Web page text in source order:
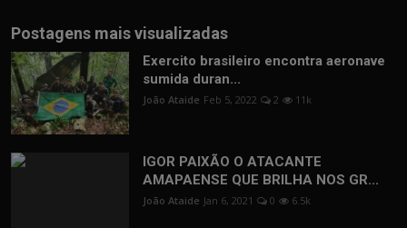
Postagens mais visualizadas
Exercito brasileiro encontra aeronave
sumida duran...
João Ataide Feb 5, 2022 2 11k
IGOR PAIXÃO O ATACANTE
AMAPAENSE QUE BRILHA NOS GR...
João Ataide Jan 6, 2021 0 6.5k